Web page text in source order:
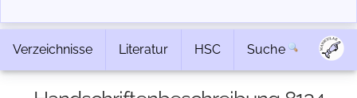
Verzeichnisse Literatur HSC Suche